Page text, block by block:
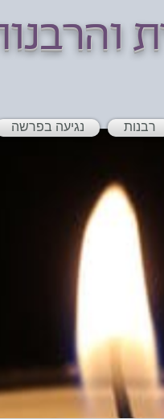
רבנות נגיעה בפרשה